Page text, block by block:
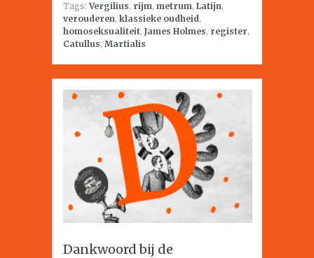
Tags:Vergilius, rijm, metrum, Latijn,
verouderen, klassieke oudheid,
homoseksualiteit, James Holmes, register,
Catullus, Martialis
Dankwoord bij de